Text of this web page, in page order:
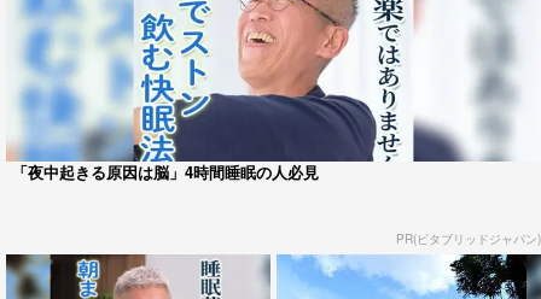
「夜中起きる原因は脳」4時間睡眠の人必見
PR(ビタブリッドジャパン)